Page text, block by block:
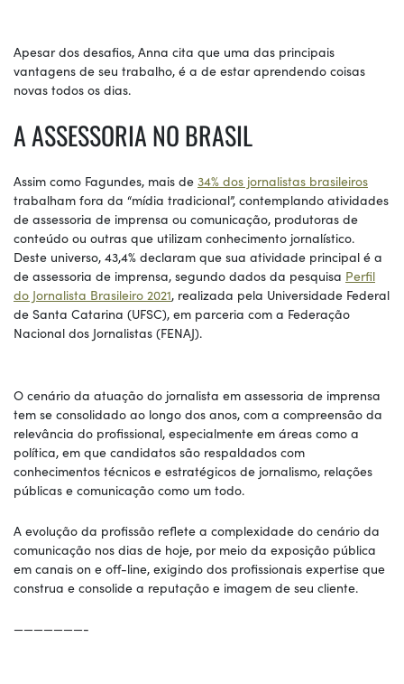
Apesar dos desafios, Anna cita que uma das principais
vantagens de seu trabalho, é a de estar aprendendo coisas
novas todos os dias.
A ASSESSORIA NO BRASIL
Assim como Fagundes, mais de 34% dos jornalistas brasileiros
trabalham fora da “mídia tradicional”, contemplando atividades
de assessoria de imprensa ou comunicação, produtoras de
conteúdo ou outras que utilizam conhecimento jornalístico.
Deste universo, 43,4% declaram que sua atividade principal é a
de assessoria de imprensa, segundo dados da pesquisa Perfil
do Jornalista Brasileiro 2021, realizada pela Universidade Federal
de Santa Catarina (UFSC), em parceria com a Federação
Nacional dos Jornalistas (FENAJ).
O cenário da atuação do jornalista em assessoria de imprensa
tem se consolidado ao longo dos anos, com a compreensão da
relevância do profissional, especialmente em áreas como a
política, em que candidatos são respaldados com
conhecimentos técnicos e estratégicos de jornalismo, relações
públicas e comunicação como um todo.
A evolução da profissão reflete a complexidade do cenário da
comunicação nos dias de hoje, por meio da exposição pública
em canais on e off-line, exigindo dos profissionais expertise que
construa e consolide a reputação e imagem de seu cliente.
———————-